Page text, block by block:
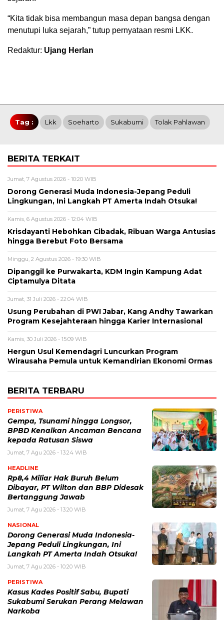
“Kita tidak bisa membangun masa depan bangsa dengan
menutupi luka sejarah,” tutup pernyataan resmi LKK.
Redaktur: Ujang Herlan
Tag : Lkk Soeharto Sukabumi Tolak Pahlawan
BERITA TERKAIT
Jumat, 7 Agustus 2026 - 10:20 WIB
Dorong Generasi Muda Indonesia-Jepang Peduli
Lingkungan, Ini Langkah PT Amerta Indah Otsuka!
Kamis, 6 Agustus 2026 - 12:04 WIB
Krisdayanti Hebohkan Cibadak, Ribuan Warga Antusias
hingga Berebut Foto Bersama
Minggu, 2 Agustus 2026 - 19:30 WIB
Dipanggil ke Purwakarta, KDM Ingin Kampung Adat
Ciptamulya Ditata
Jumat, 31 Juli 2026 - 22:04 WIB
Usung Perubahan di PWI Jabar, Kang Andhy Tawarkan
Program Kesejahteraan hingga Karier Internasional
Kamis, 30 Juli 2026 - 15:09 WIB
Hergun Usul Kemendagri Luncurkan Program
Wirausaha Pemula untuk Kemandirian Ekonomi Ormas
BERITA TERBARU
PERISTIWA
Gempa, Tsunami hingga Longsor,
BPBD Kenalkan Ancaman Bencana
kepada Ratusan Siswa
Jumat, 7 Agu 2026 - 13:24 WIB
HEADLINE
Rp8,4 Miliar Hak Buruh Belum
Dibayar, PT Wilton dan BBP Didesak
Bertanggung Jawab
Jumat, 7 Agu 2026 - 13:20 WIB
NASIONAL
Dorong Generasi Muda Indonesia-
Jepang Peduli Lingkungan, Ini
Langkah PT Amerta Indah Otsuka!
Jumat, 7 Agu 2026 - 10:20 WIB
PERISTIWA
Kasus Kades Positif Sabu, Bupati
Sukabumi Serukan Perang Melawan
Narkoba